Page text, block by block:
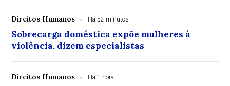
Direitos Humanos Há 52 minutos
Sobrecarga doméstica expõe mulheres à
violência, dizem especialistas
Direitos Humanos Há 1 hora